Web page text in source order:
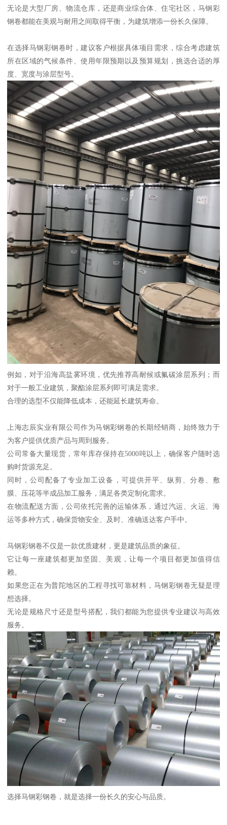
无论是大型厂房、物流仓库，还是商业综合体、住宅社区，马钢彩
钢卷都能在美观与耐用之间取得平衡，为建筑增添一份长久保障。
在选择马钢彩钢卷时，建议客户根据具体项目需求，综合考虑建筑
所在区域的气候条件、使用年限预期以及预算规划，挑选合适的厚
度、宽度与涂层型号。
例如，对于沿海高盐雾环境，优先推荐高耐候或氟碳涂层系列；而
对于一般工业建筑，聚酯涂层系列即可满足需求。
合理的选型不仅能降低成本，还能延长建筑寿命。
上海志辰实业有限公司作为马钢彩钢卷的长期经销商，始终致力于
为客户提供优质产品与周到服务。
公司常备大量现货，常年库存保持在5000吨以上，确保客户随时选
购时货源充足。
同时，公司配备了专业加工设备，可提供开平、纵剪、分卷、敷
膜、压花等半成品加工服务，满足各类定制化需求。
在物流配送方面，公司依托完善的运输体系，通过汽运、火运、海
运等多种方式，确保货物安全、及时、准确送达客户手中。
马钢彩钢卷不仅是一款优质建材，更是建筑品质的象征。
它让每一座建筑都更加坚固、美观，让每一个项目都更加值得信
赖。
如果您正在为普陀地区的工程寻找可靠材料，马钢彩钢卷无疑是理
想选择。
无论是规格尺寸还是型号搭配，我们都能为您提供专业建议与高效
服务。
选择马钢彩钢卷，就是选择一份长久的安心与品质。